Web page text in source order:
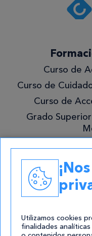
privacidad .*
¡Quiero
mejor!
Curso de
Curso de
Curso de
Grado
Utilizamos cookies
finalidades